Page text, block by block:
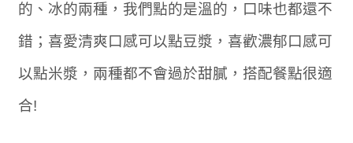
的、冰的兩種，我們點的是溫的，口味也都還不
錯；喜愛清爽口感可以點豆漿，喜歡濃郁口感可
以點米漿，兩種都不會過於甜膩，搭配餐點很適
合!